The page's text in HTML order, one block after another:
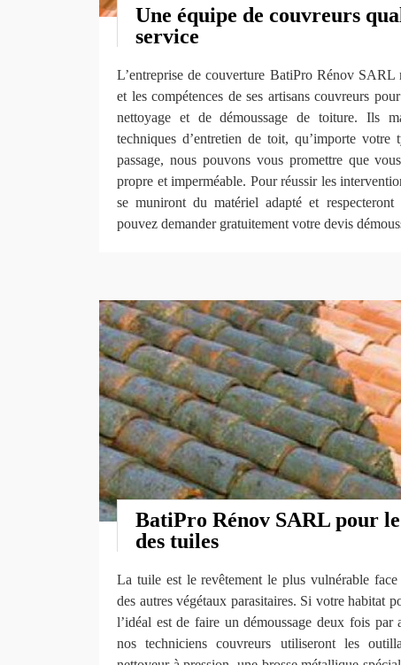
Une équipe de couvreurs
service
L’entreprise de couverture BatiPro Rénov
et les compétences de ses artisans couvreurs
nettoyage et de démoussage de toiture. Ils
techniques d’entretien de toit, qu’importe
passage, nous pouvons vous promettre que
propre et imperméable. Pour réussir les
se muniront du matériel adapté et
pouvez demander gratuitement votre devis
BatiPro Rénov SARL pour le
des tuiles
La tuile est le revêtement le plus vulnérable face
des autres végétaux parasitaires. Si votre habitat
l’idéal est de faire un démoussage deux fois par
nos techniciens couvreurs utiliseront les